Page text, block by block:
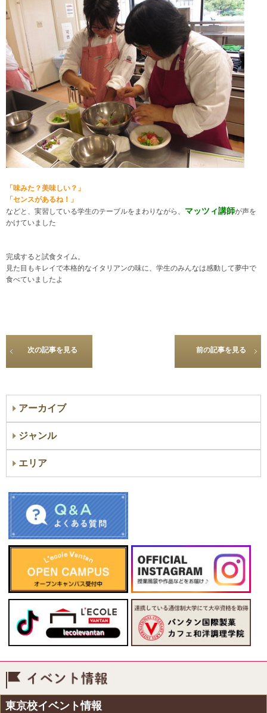
「味みた？美味しい？」
「センスがあるね！」
などと、実習している学生のテーブルをまわりながら、 マッツィ講師が声を
かけていました
完成すると試食タイム。
見た目もキレイで本格的なイタリアンの味に、学生のみんなは感動して夢中で
食べていましたよ
次の記事を見る 前の記事を見る
アーカイブ
ジャンル
エリア
東京校イベント情報